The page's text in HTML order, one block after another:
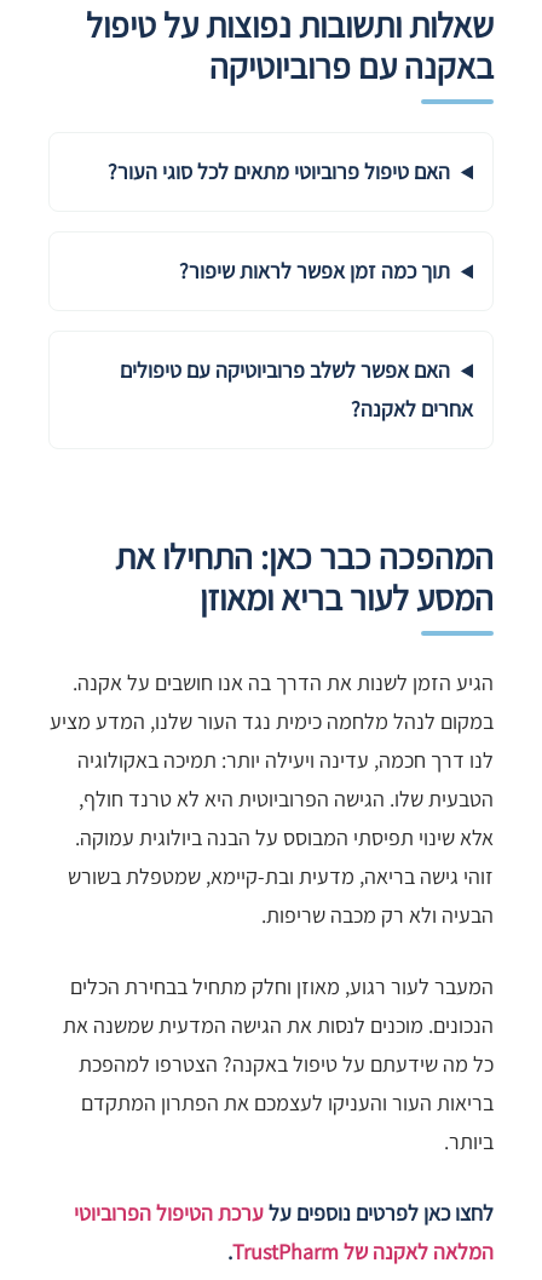
שאלות ותשובות נפוצות על טיפול
באקנה עם פרוביוטיקה
האם טיפול פרוביוטי מתאים לכל סוגי העור?
תוך כמה זמן אפשר לראות שיפור?
האם אפשר לשלב פרוביוטיקה עם טיפולים
אחרים לאקנה?
המהפכה כבר כאן: התחילו את
המסע לעור בריא ומאוזן
הגיע הזמן לשנות את הדרך בה אנו חושבים על אקנה.
במקום לנהל מלחמה כימית נגד העור שלנו, המדע מציע
לנו דרך חכמה, עדינה ויעילה יותר: תמיכה באקולוגיה
הטבעית שלו. הגישה הפרוביוטית היא לא טרנד חולף,
אלא שינוי תפיסתי המבוסס על הבנה ביולוגית עמוקה.
זוהי גישה בריאה, מדעית ובת-קיימא, שמטפלת בשורש
הבעיה ולא רק מכבה שריפות.
המעבר לעור רגוע, מאוזן וחלק מתחיל בבחירת הכלים
הנכונים. מוכנים לנסות את הגישה המדעית שמשנה את
כל מה שידעתם על טיפול באקנה? הצטרפו למהפכת
בריאות העור והעניקו לעצמכם את הפתרון המתקדם
ביותר.
לחצו כאן לפרטים נוספים עלערכת הטיפול הפרוביוטי
המלאה לאקנה של TrustPharm
.